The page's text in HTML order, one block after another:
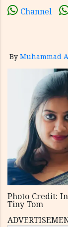
Channel
By Muhammad
Photo Credit:
Tiny Tom